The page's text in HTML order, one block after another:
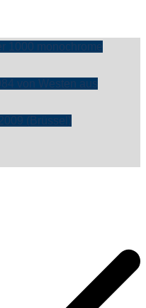
1000 monochrome
von Westen aus
(Brüssel)